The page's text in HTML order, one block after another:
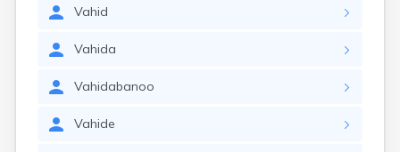
Vahid
Vahida
Vahidabanoo
Vahide